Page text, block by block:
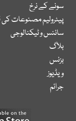
سونے کے نرخ
پیٹرولیم مصنوعات
سائنس و ٹیکنالوجی
بلاگ
بزنس
ویڈیوز
جرائم